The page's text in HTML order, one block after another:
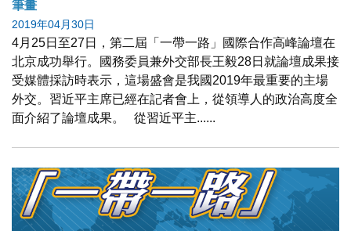
筆畫
2019年04月30日
4月25日至27日，第二屆「一帶一路」國際合作高峰論壇在
北京成功舉行。國務委員兼外交部長王毅28日就論壇成果接
受媒體採訪時表示，這場盛會是我國2019年最重要的主場
外交。習近平主席已經在記者會上，從領導人的政治高度全
面介紹了論壇成果。 從習近平主......